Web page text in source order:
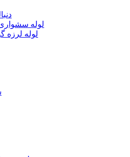
لوله سشواری
لوله لرزه